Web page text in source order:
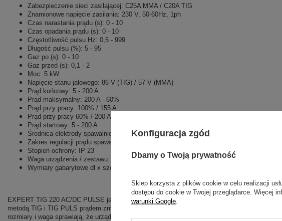
Zabezpieczenie sieci zasilającej: C25A MMA / C20A TIG
Znamionowe napięcie zasilania: 230 V, 50-60Hz, 1ph
Czas narastania prądu (s): 0 - 10
Czas opadania prądu (s): 0 - 10
Częstotliwość pulsu Hz: 0,5 - 999
Długość pulsu (%): 5 - 95
Gaz po (s): 0 - 10
Gaz przed (s): 0,1 - 2
Moc: 5 kW
Napięcie stanu jałowego: 86 V (TIG) / 57 V (MMA)
Prąd końcowy: 5 - 200 A
Prąd maksymalny: 200 A - 60%
Prąd przy pracy: 100% / 155 A
Prąd przy pracy 60% / 200 A
Prąd startowy: 5 - 200 A
Średnica elektrody spawalniczej: 1,6 - 4,0
Zakres regulacji prądu spawania: 5 - 200 A
Stopień ochrony: IP 23
Waga urządzenia / zestawu: 13 / 16 kg
Wymiary gabarytowe dł x szer x wys: 510x150x310 mm
EXPERT TIG 220 AC/DC PULSE jest przenośnym źródłem prądu, wykonanym w technologii
metodą TIG i TIG PULS prądem zmiennym (AC), stałym (DC), oraz metodą MMA elektrodą
rozmiary i waga sprawiają, że urządzenie doskonale sprawdza się zarówno w pracach
Konfiguracja zgód
Dbamy o Twoją prywatność
Sklep korzysta z plików cookie w celu realizacji
dostępu do cookie w Twojej przeglądarce. Więcej
warunki Google